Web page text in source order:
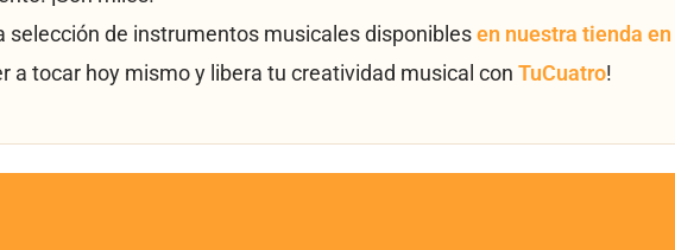
selección de instrumentos musicales disponibles en nuestra tienda en
a tocar hoy mismo y libera tu creatividad musical con TuCuatro!